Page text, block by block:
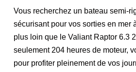
Vous recherchez un bateau semi-
sécurisant pour vos sorties en mer
plus loin que le Valiant Raptor 6.3
seulement 204 heures de moteur,
pour profiter pleinement de vos